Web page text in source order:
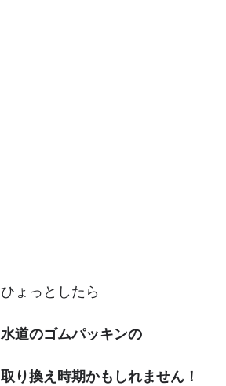
ひょっとしたら
水道のゴムパッキンの
取り換え時期かもしれません！